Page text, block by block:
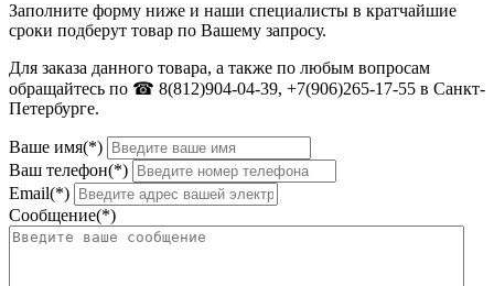
Заполните форму ниже и наши специалисты в кратчайшие
сроки подберут товар по Вашему запросу.
Для заказа данного товара, а также по любым вопросам
обращайтесь по ☎ 8(812)904-04-39, +7(906)265-17-55 в Санкт-
Петербурге.
Ваше имя(*)
Ваш телефон(*)
Email(*)
Сообщение(*)